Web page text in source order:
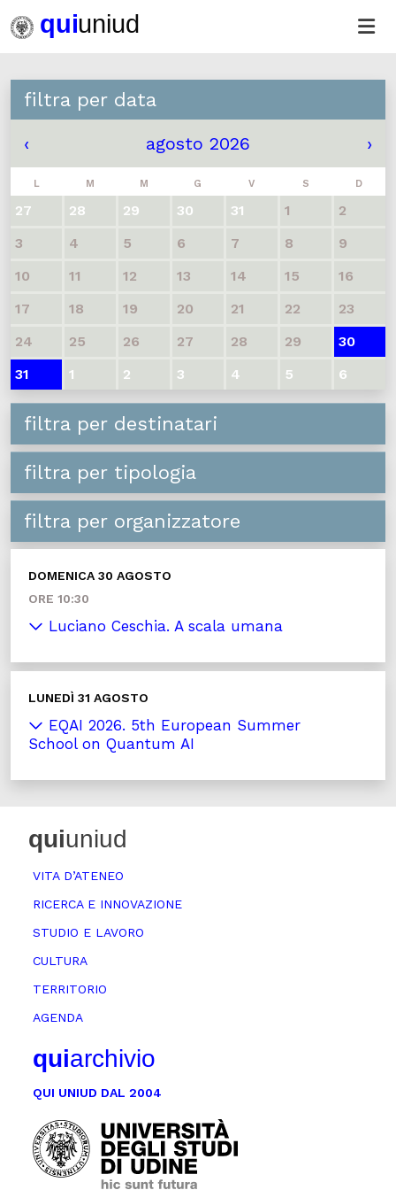
filtra per data
‹ agosto 2026 ›
L M M G V S D
27 28 29 30 31 1
2
3
4 5 6 7 8
9
10
11 12 13 14 15
16
17
18 19 20 21 22
23
24
25 26 27 28 29
30
31
1 2 3 4 5 6
filtra per destinatari
filtra per tipologia
filtra per organizzatore
DOMENICA 30 AGOSTO
ORE 10:30
Luciano Ceschia. A scala umana
LUNEDÌ 31 AGOSTO
EQAI 2026. 5th European Summer
School on Quantum AI
quiuniud
VITA D’ATENEO
RICERCA E INNOVAZIONE
STUDIO E LAVORO
CULTURA
TERRITORIO
AGENDA
quiarchivio
QUI UNIUD DAL 2004